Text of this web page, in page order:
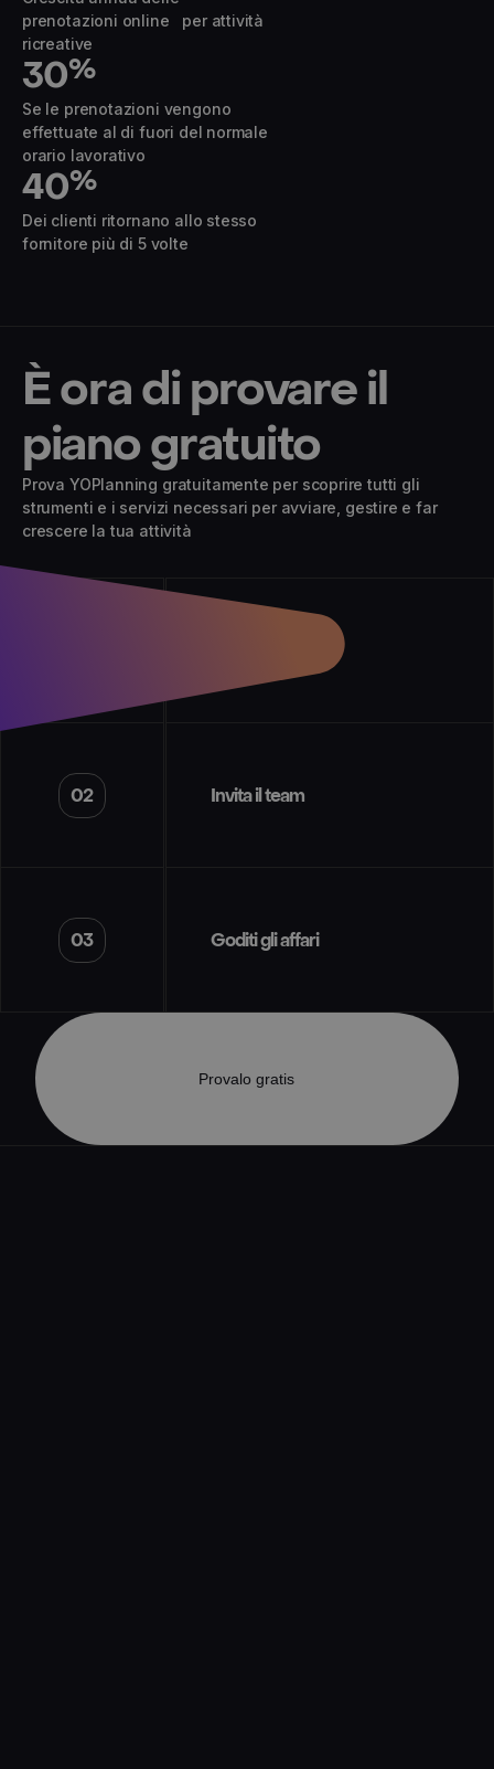
prenotazioni online per attività
ricreative
30%
Se le prenotazioni vengono
effettuate al di fuori del normale
orario lavorativo
40%
Dei clienti ritornano allo stesso
fornitore più di 5 volte
02
03
Invita il team
Goditi gli affari
Provalo gratis
È ora di provare il
piano gratuito
Prova YOPlanning gratuitamente per scoprire tutti gli
strumenti e i servizi necessari per avviare, gestire e far
crescere la tua attività